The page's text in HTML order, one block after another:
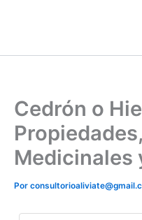
Cedrón o
Medicinales
Por